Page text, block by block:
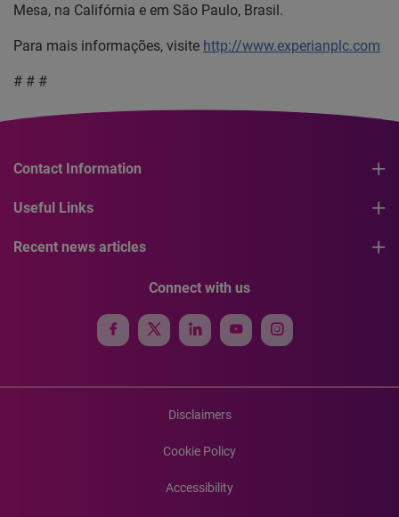
Mesa, na Califórnia e em São Paulo, Brasil.
Para mais informações, visite http://www.experianplc.com
# # #
Contact Information
Useful Links
Recent news articles
Connect with us
Disclaimers
Cookie Policy
Accessibility